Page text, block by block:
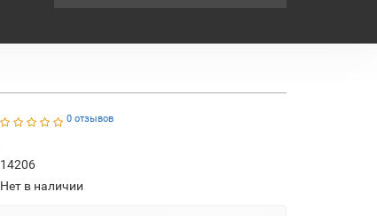
0 отзывов
14206
Нет в наличии